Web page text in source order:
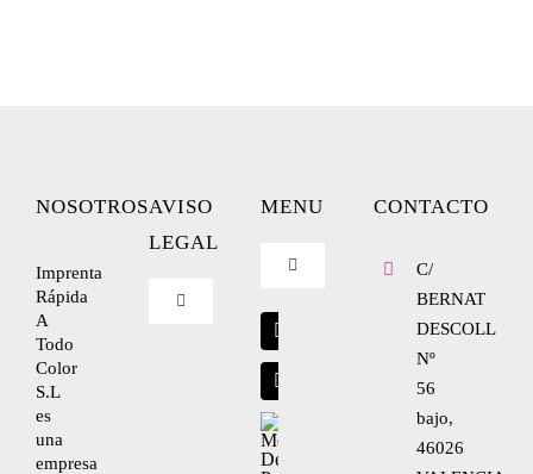
NOSOTROS
Imprenta
Rápida
A
Todo
Color
S.L
es
una
empresa
AVISO
LEGAL
Toggle
Condiciones de uso
MENU
Toggle
CONTACTO
C/
BERNAT
DESCOLL
Nº
56
bajo,
46026